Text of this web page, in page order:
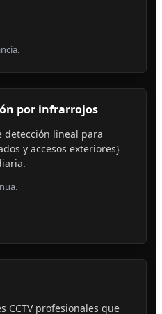
por infrarrojos
detección lineal para
y accesos exteriores}
CCTV profesionales que